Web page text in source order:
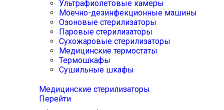
Ультрафиолетовые камеры
Моечно-дезинфекционные машины
Озоновые стерилизаторы
Паровые стерилизаторы
Сухожаровые стерилизаторы
Медицинские термостаты
Термошкафы
Сушильные шкафы
Медицинские стерилизаторы
Перейти